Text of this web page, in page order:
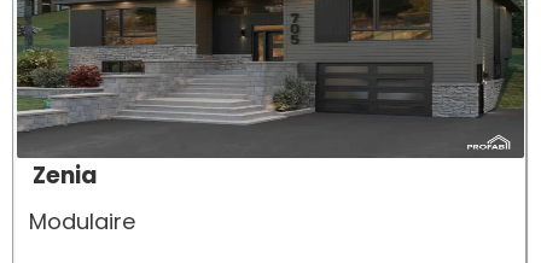
Zenia
Modulaire